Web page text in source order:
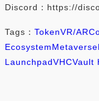
Discord：https://
Tags： TokenVR/AR
EcosystemMetaverse
LaunchpadVHCVault